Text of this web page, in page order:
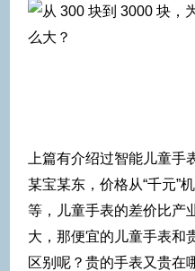
上篇有介绍过智能儿童
某宝某东，价格从“千元”
等，儿童手表的差价比产
大，那便宜的儿童手表和
区别呢？贵的手表又贵在